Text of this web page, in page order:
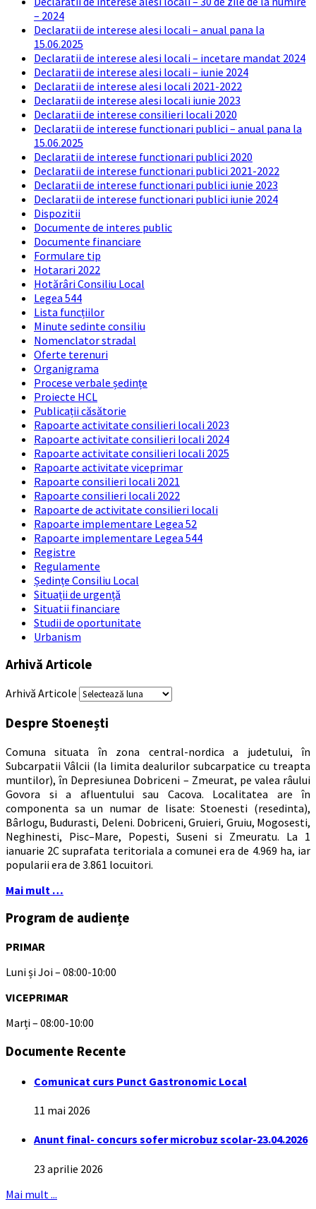
– 2024
Declaratii de interese alesi locali – anual pana la
15.06.2025
Declaratii de interese alesi locali – incetare mandat 2024
Declaratii de interese alesi locali – iunie 2024
Declaratii de interese alesi locali 2021-2022
Declaratii de interese alesi locali iunie 2023
Declaratii de interese consilieri locali 2020
Declaratii de interese functionari publici – anual pana la
15.06.2025
Declaratii de interese functionari publici 2020
Declaratii de interese functionari publici 2021-2022
Declaratii de interese functionari publici iunie 2023
Declaratii de interese functionari publici iunie 2024
Dispozitii
Documente de interes public
Documente financiare
Formulare tip
Hotarari 2022
Hotărâri Consiliu Local
Legea 544
Lista funcțiilor
Minute sedinte consiliu
Nomenclator stradal
Oferte terenuri
Organigrama
Procese verbale ședințe
Proiecte HCL
Publicații căsătorie
Rapoarte activitate consilieri locali 2023
Rapoarte activitate consilieri locali 2024
Rapoarte activitate consilieri locali 2025
Rapoarte activitate viceprimar
Rapoarte consilieri locali 2021
Rapoarte consilieri locali 2022
Rapoarte de activitate consilieri locali
Rapoarte implementare Legea 52
Rapoarte implementare Legea 544
Registre
Regulamente
Ședințe Consiliu Local
Situații de urgență
Situatii financiare
Studii de oportunitate
Urbanism
Arhivă Articole
Arhivă Articole
Despre Stoenești
Comuna situata în zona central-nordica a judetului, în
Subcarpatii Vâlcii (la limita dealurilor subcarpatice cu treapta
muntilor), în Depresiunea Dobriceni – Zmeurat, pe valea râului
Govora si a afluentului sau Cacova. Localitatea are în
componenta sa un numar de lisate: Stoenesti (resedinta),
Bârlogu, Budurasti, Deleni. Dobriceni, Gruieri, Gruiu, Mogosesti,
Neghinesti, Pisc–Mare, Popesti, Suseni si Zmeuratu. La 1
ianuarie 2C suprafata teritoriala a comunei era de 4.969 ha, iar
popularii era de 3.861 locuitori.
Mai mult …
Program de audiențe
PRIMAR
Luni și Joi – 08:00-10:00
VICEPRIMAR
Marți – 08:00-10:00
Documente Recente
Comunicat curs Punct Gastronomic Local
11 mai 2026
Anunt final- concurs sofer microbuz scolar-23.04.2026
23 aprilie 2026
Mai mult ...